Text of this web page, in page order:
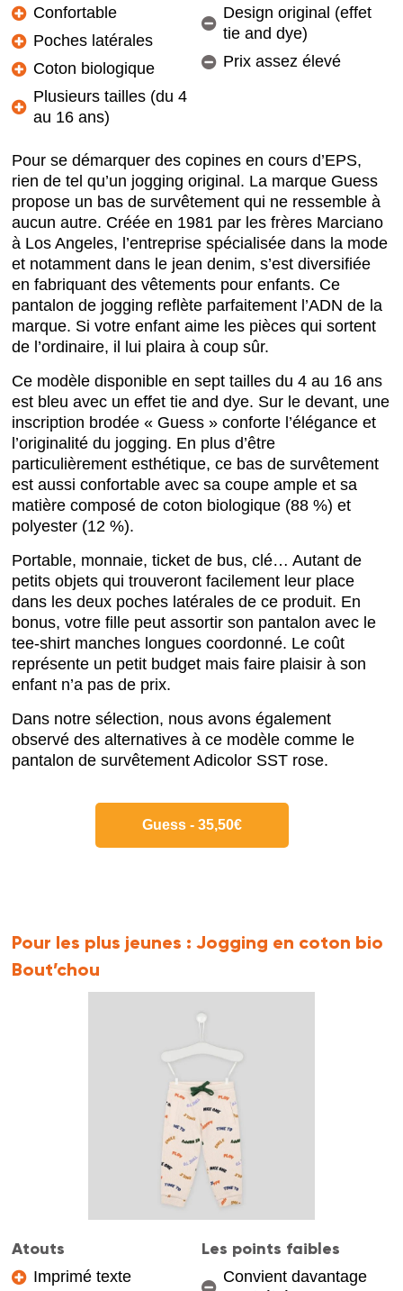
Confortable
Poches latérales
Coton biologique
Plusieurs tailles (du 4
au 16 ans)
Design original (effet
tie and dye)
Prix assez élevé
Pour se démarquer des copines en cours d’EPS,
rien de tel qu’un jogging original. La marque Guess
propose un bas de survêtement qui ne ressemble à
aucun autre. Créée en 1981 par les frères Marciano
à Los Angeles, l’entreprise spécialisée dans la mode
et notamment dans le jean denim, s’est diversifiée
en fabriquant des vêtements pour enfants. Ce
pantalon de jogging reflète parfaitement l’ADN de la
marque. Si votre enfant aime les pièces qui sortent
de l’ordinaire, il lui plaira à coup sûr.
Ce modèle disponible en sept tailles du 4 au 16 ans
est bleu avec un effet tie and dye. Sur le devant, une
inscription brodée « Guess » conforte l’élégance et
l’originalité du jogging. En plus d’être
particulièrement esthétique, ce bas de survêtement
est aussi confortable avec sa coupe ample et sa
matière composé de coton biologique (88 %) et
polyester (12 %).
Portable, monnaie, ticket de bus, clé… Autant de
petits objets qui trouveront facilement leur place
dans les deux poches latérales de ce produit. En
bonus, votre fille peut assortir son pantalon avec le
tee-shirt manches longues coordonné. Le coût
représente un petit budget mais faire plaisir à son
enfant n’a pas de prix.
Dans notre sélection, nous avons également
observé des alternatives à ce modèle comme le
pantalon de survêtement Adicolor SST rose.
Guess - 35,50€
Pour les plus jeunes :Jogging en coton bio
Bout’chou
Atouts
Imprimé texte
Les points faibles
Convient davantage